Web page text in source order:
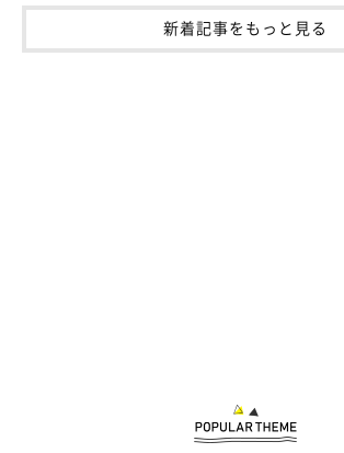
新着記事をもっと見る